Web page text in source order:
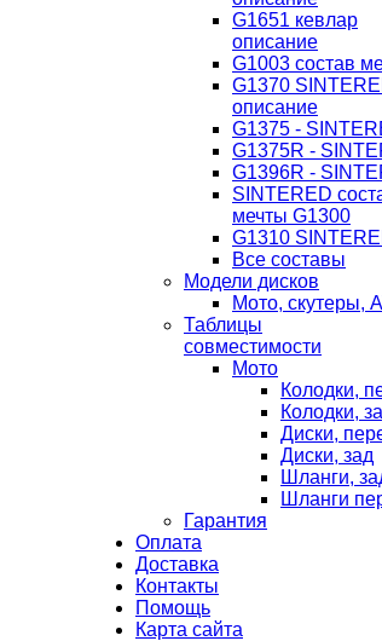
G1651 кевлар
описание
G1003 состав
G1370
описание
G1375 -
G1375R -
G1396R -
SINTERED
мечты G1300
G1310
Все составы
Модели дисков
Мото, скутеры,
Таблицы
совместимости
Мото
Колодки,
Колодки,
Диски,
Диски, зад
Шланги,
Шланги
Гарантия
Оплата
Доставка
Контакты
Помощь
Карта сайта